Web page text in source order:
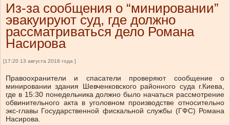
Из-за сообщения о “минировании”
эвакуируют суд, где должно
рассматриваться дело Романа
Насирова
[17:20 13 августа 2018 года ]
Правоохранители и спасатели проверяют сообщение о
минировании здания Шевченковского районного суда г.Киева,
где в 15:30 понедельника должно было начаться рассмотрение
обвинительного акта в уголовном производстве относительно
экс-главы Государственной фискальной службы (ГФС) Романа
Насирова.